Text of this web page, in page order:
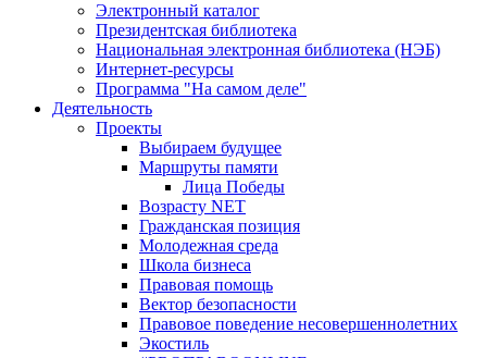
Электронный каталог
Президентская библиотека
Национальная электронная библиотека (НЭБ)
Интернет-ресурсы
Программа "На самом деле"
Деятельность
Проекты
Выбираем будущее
Маршруты памяти
Лица Победы
Возрасту NET
Гражданская позиция
Молодежная среда
Школа бизнеса
Правовая помощь
Вектор безопасности
Правовое поведение несовершеннолетних
Экостиль